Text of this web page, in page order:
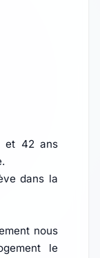
et 42 ans
dans la
nous
le